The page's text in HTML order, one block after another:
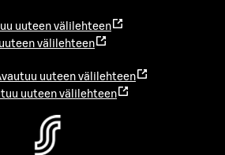
uuteen välilehteen
välilehteen
uuteen välilehteen
uuteen välilehteen